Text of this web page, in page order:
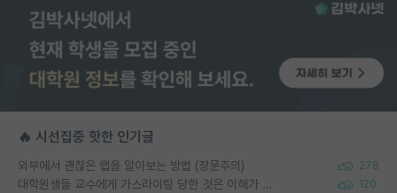
🔥 시선집중 핫한 인기글
외부에서 괜찮은 랩을 알아보는 방법 (장문주의) 278
대학원생들 교수에게 가스라이팅 당한 것은 이해가 갑니다. 안타깝네요. 120